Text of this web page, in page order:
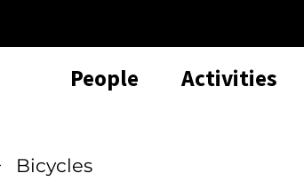
People Activities
Bicycles